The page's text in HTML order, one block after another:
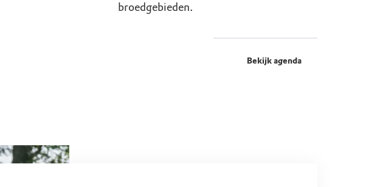
broedgebieden.
Bekijk agenda